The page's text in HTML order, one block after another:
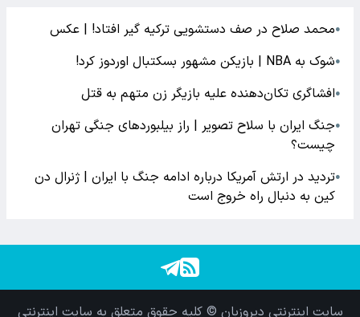
●محمد صلاح در صف دستشویی ترکیه گیر افتاد! | عکس
●شوک به NBA | بازیکن مشهور بسکتبال اوردوز کرد!
●افشاگری‌ تکان‌دهنده علیه بازیگر زن متهم به قتل
●جنگ ایران با سلاح تصویر | راز بیلبوردهای جنگی تهران
چیست؟
●تردید در ارتش آمریکا درباره ادامه جنگ با ایران | ژنرال دن
کین به دنبال راه خروج است
سایت اینترنتی دیروزبان © کلیه حقوق متعلق به سایت اینترنتی